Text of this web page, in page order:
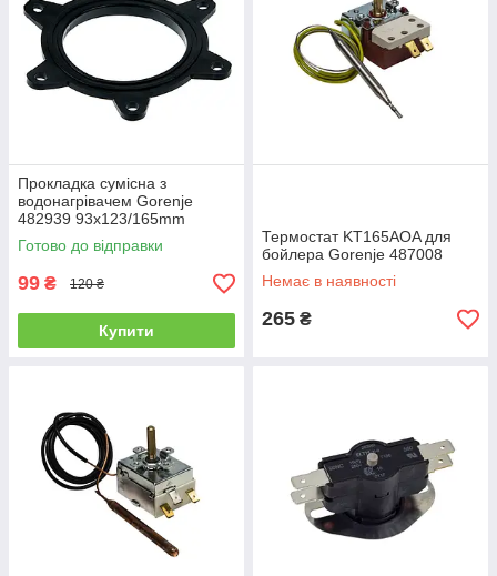
Прокладка сумісна з
водонагрівачем Gorenje
482939 93x123/165mm
Готово до відправки
99 ₴ 120 ₴
Купити
Термостат KT165AOA для
бойлера Gorenje 487008
Немає в наявності
265 ₴